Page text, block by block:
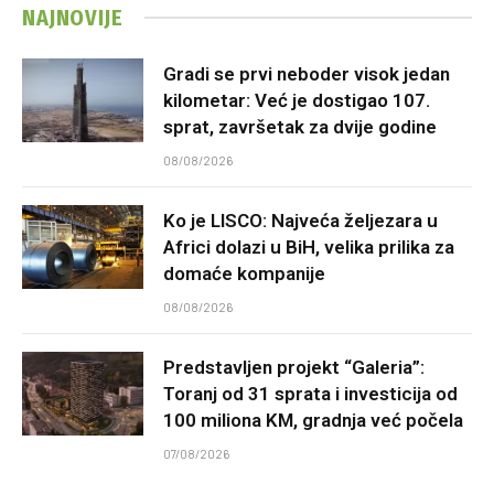
NAJNOVIJE
Gradi se prvi neboder visok jedan
kilometar: Već je dostigao 107.
sprat, završetak za dvije godine
08/08/2026
Ko je LISCO: Najveća željezara u
Africi dolazi u BiH, velika prilika za
domaće kompanije
08/08/2026
Predstavljen projekt “Galeria”:
Toranj od 31 sprata i investicija od
100 miliona KM, gradnja već počela
07/08/2026